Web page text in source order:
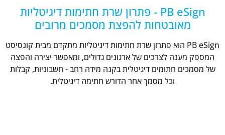
PB eSign - פתרון שרת חתימות דיגיטליות
מאובטחות להפצת מסמכים מרובים
PB eSign הוא פתרון שרת חתימות דיגיטליות מתקדם מבית קונסיסט
המספק מענה לצרכים של ארגונים גדולים, ומאפשר יצירה והפצה
של מסמכים חתומים דיגיטלית בקנה מידה רחב - חשבוניות, קבלות
וכל מסמך אחר הדורש חתימה דיגיטלית.